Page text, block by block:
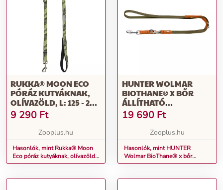
RUKKA® MOON ECO
PÓRÁZ KUTYÁKNAK,
OLÍVAZÖLD, L: 125 - 200
CM HOSSZÚ, 25 MM
SZÉLES
9 290 Ft
Zooplus.hu
Hasonlók, mint Rukka® Moon
Eco póráz kutyáknak, olívazöld,
L: 125 - 200 cm hosszú, 25 mm
HUNTER WOLMAR
BIOTHANE® X BŐR
ÁLLÍTHATÓ
VEZETŐPÓRÁZ
KUTYÁKNAK, H200CM
19 690 Ft
Zooplus.hu
Hasonlók, mint HUNTER
Wolmar BioThane® x bőr
állítható vezetőpóráz kutyáknak,